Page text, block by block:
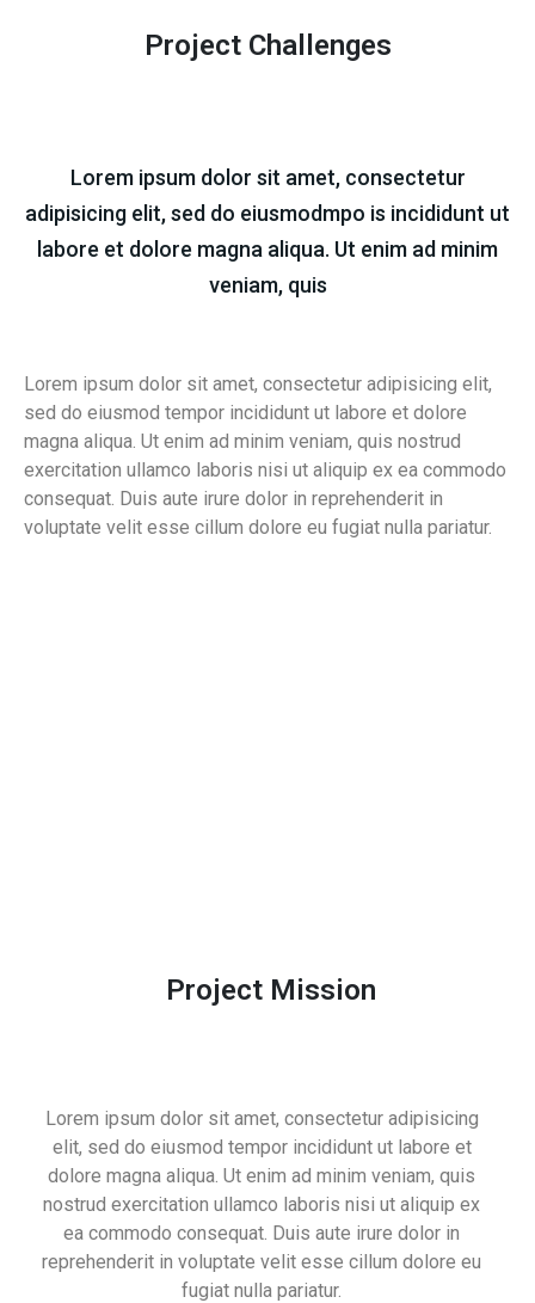
Project Challenges
Lorem ipsum dolor sit amet, consectetur
adipisicing elit, sed do eiusmodmpo is incididunt ut
labore et dolore magna aliqua. Ut enim ad minim
veniam, quis
Lorem ipsum dolor sit amet, consectetur adipisicing elit,
sed do eiusmod tempor incididunt ut labore et dolore
magna aliqua. Ut enim ad minim veniam, quis nostrud
exercitation ullamco laboris nisi ut aliquip ex ea commodo
consequat. Duis aute irure dolor in reprehenderit in
voluptate velit esse cillum dolore eu fugiat nulla pariatur.
Project Mission
Lorem ipsum dolor sit amet, consectetur adipisicing
elit, sed do eiusmod tempor incididunt ut labore et
dolore magna aliqua. Ut enim ad minim veniam, quis
nostrud exercitation ullamco laboris nisi ut aliquip ex
ea commodo consequat. Duis aute irure dolor in
reprehenderit in voluptate velit esse cillum dolore eu
fugiat nulla pariatur.